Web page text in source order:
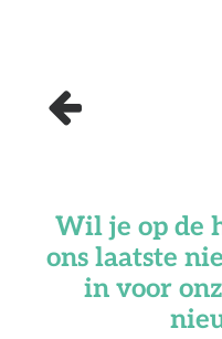
Wil je op de
ons laatste
in voor